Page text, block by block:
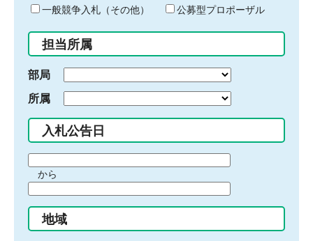
ド
入
力
一般競争入札（その他）
公募型プロポーザル
担当所属
部局
所属
入札公告日
間
始
り
から
間
終
地域